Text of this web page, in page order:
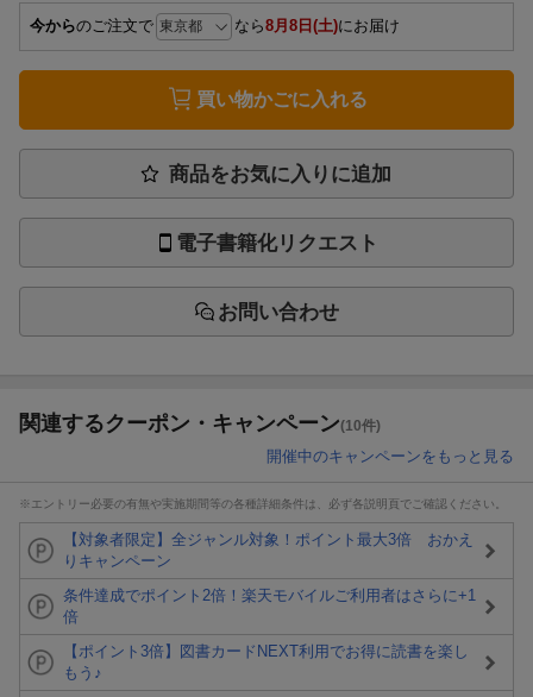
今からのご注文で なら8月8日(土)にお届け
買い物かごに入れる
商品をお気に入りに追加
電子書籍化リクエスト
お問い合わせ
関連するクーポン・キャンペーン(10件)
開催中のキャンペーンをもっと見る
※エントリー必要の有無や実施期間等の各種詳細条件は、必ず各説明頁でご確認ください。
【対象者限定】全ジャンル対象！ポイント最大3倍 おかえ
りキャンペーン
条件達成でポイント2倍！楽天モバイルご利用者はさらに+1
倍
【ポイント3倍】図書カードNEXT利用でお得に読書を楽し
もう♪